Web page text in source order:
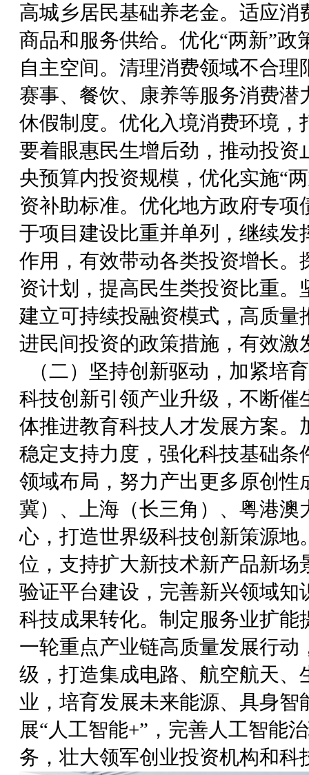
高城乡居民基础养老金。适应消
商品和服务供给。优化“两新”政
自主空间。清理消费领域不合
赛事、餐饮、康养等服务消费潜
休假制度。优化入境消费环境，
要着眼惠民生增后劲，推动投资
央预算内投资规模，优化实施“
资补助标准。优化地方政府专项
于项目建设比重并单列，继续发
作用，有效带动各类投资增长。
资计划，提高民生类投资比重。
建立可持续投融资模式，高质量
进民间投资的政策措施，有效激
（二）坚持创新驱动，加紧培
科技创新引领产业升级，不断催
体推进教育科技人才发展方案。
稳定支持力度，强化科技基础条
领域布局，努力产出更多原创性
冀）、上海（长三角）、粤港澳
心，打造世界级科技创新策源地
位，支持扩大新技术新产品新场
验证平台建设，完善新兴领域知
科技成果转化。制定服务业扩能
一轮重点产业链高质量发展行动
级，打造集成电路、航空航天、
业，培育发展未来能源、具身智
展“人工智能+”，完善人工智能
务，壮大领军创业投资机构和科